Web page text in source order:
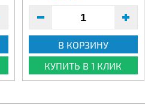
В КОРЗИНУ
КУПИТЬ В 1 КЛИК